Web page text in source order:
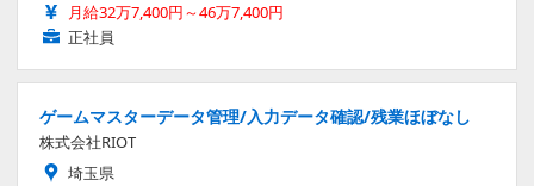
月給32万7,400円～46万7,400円
正社員
ゲームマスターデータ管理/入力データ確認/残業ほぼなし
株式会社RIOT
埼玉県